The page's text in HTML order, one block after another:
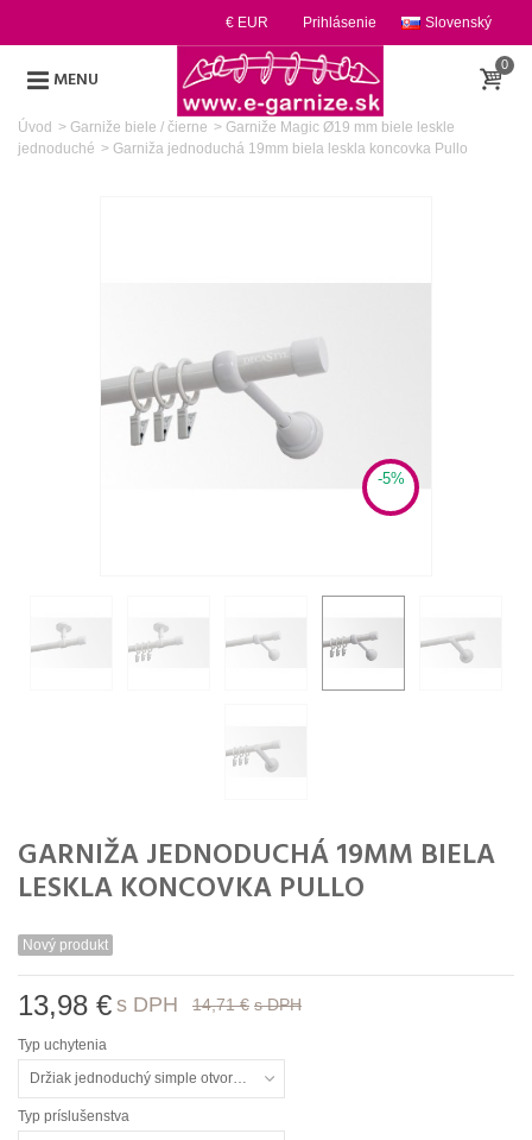
Slovenský
Prihlásenie
€ EUR
MENU
0
Úvod > Garniže biele / čierne > Garniže Magic Ø19 mm biele leskle
jednoduché > Garniža jednoduchá 19mm biela leskla koncovka Pullo
-5%
GARNIŽA JEDNODUCHÁ 19MM BIELA
LESKLA KONCOVKA PULLO
Nový produkt
13,98 € s DPH 14,71 € s DPH
Typ uchytenia
Držiak jednoduchý simple otvorený
Typ príslušenstva